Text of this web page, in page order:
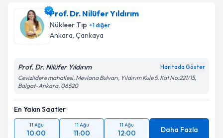
Prof. Dr. Nilüfer Yıldırım
Nükleer Tıp +1diğer
Ankara, Çankaya
Prof. Dr. Nilüfer Yıldırım Haritada Göster
Cevizlidere mahallesi, Mevlana Bulvarı, Yıldırım Kule 5. Kat No:221/15,
Balgat-Ankara, 06520
En Yakın Saatler
11 Ağu
10:00
11 Ağu
11:00
11 Ağu
12:00 Daha Fazla